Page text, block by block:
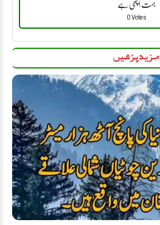
بہت اچھی ہے
0 Votes
مزید پڑھیں